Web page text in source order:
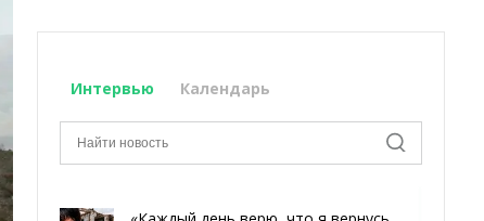
Интервью Календарь